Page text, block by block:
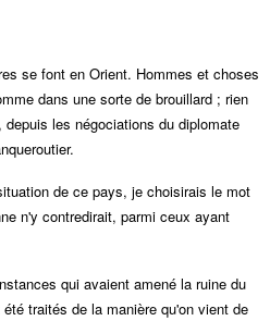
se font en Orient. Hommes et choses
dans une sorte de brouillard ; rien
les négociations du diplomate
de ce pays, je choisirais le mot
n'y contredirait, parmi ceux ayant
qui avaient amené la ruine du
traités de la manière qu'on vient de